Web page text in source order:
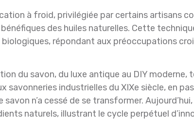
à froid, privilégiée par certains artisans
des huiles naturelles. Cette
répondant aux préoccupations
du savon, du luxe antique au DIY moderne,
savonneries industrielles du XIXe siècle, en
savon n’a cessé de se transformer.
naturels, illustrant le cycle perpétuel